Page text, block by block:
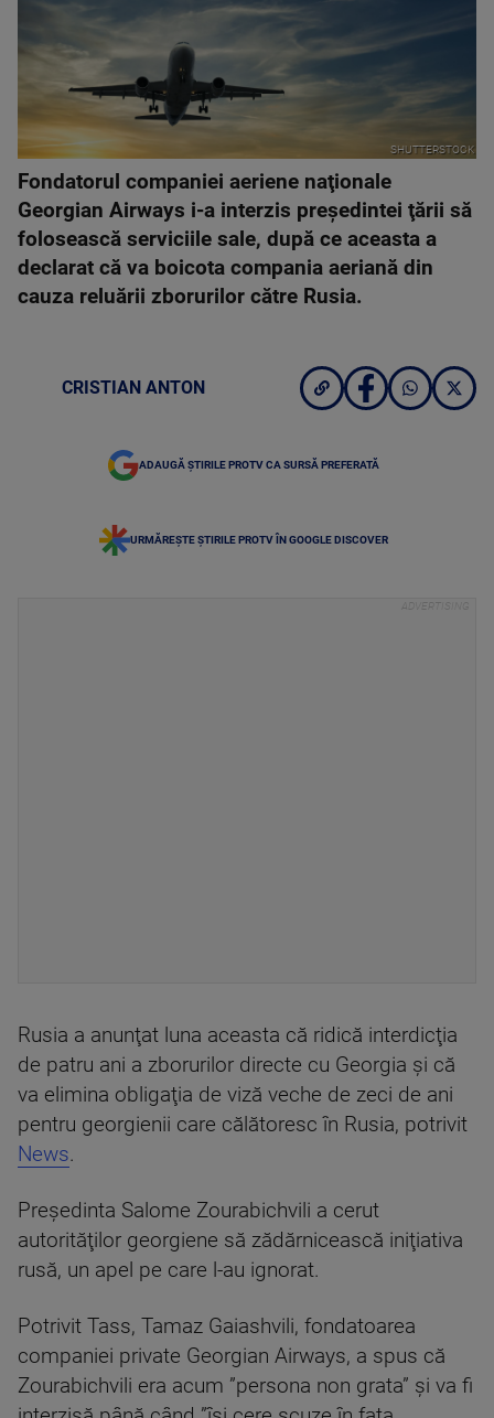
SHUTTERSTOCK
Fondatorul companiei aeriene naţionale
Georgian Airways i-a interzis preşedintei ţării să
folosească serviciile sale, după ce aceasta a
declarat că va boicota compania aeriană din
cauza reluării zborurilor către Rusia.
CRISTIAN ANTON
ADAUGĂ ȘTIRILE PROTV CA SURSĂ PREFERATĂ
URMĂREȘTE ȘTIRILE PROTV ÎN GOOGLE DISCOVER
Rusia a anunţat luna aceasta că ridică interdicţia
de patru ani a zborurilor directe cu Georgia şi că
va elimina obligaţia de viză veche de zeci de ani
pentru georgienii care călătoresc în Rusia, potrivit
News.
Preşedinta Salome Zourabichvili a cerut
autorităţilor georgiene să zădărnicească iniţiativa
rusă, un apel pe care l-au ignorat.
Potrivit Tass, Tamaz Gaiashvili, fondatoarea
companiei private Georgian Airways, a spus că
Zourabichvili era acum ”persona non grata” şi va fi